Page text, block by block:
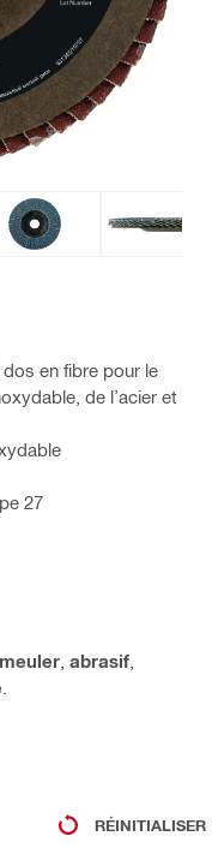
en fibre pour le
de l’acier et
27
meuler abrasif
RÉINITIALISER